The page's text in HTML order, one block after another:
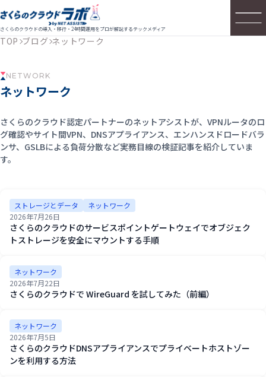
さくらのクラウドの導入・移行・24時間運用をプロが解説するテックメディア
TOP ブログ ネットワーク
NETWORK
ネットワーク
さくらのクラウド認定パートナーのネットアシストが、VPNルータのロ
グ確認やサイト間VPN、DNSアプライアンス、エンハンスドロードバラ
ンサ、GSLBによる負荷分散など実務目線の検証記事を紹介していま
す。
ストレージとデータ
ネットワーク
2026年7月26日
さくらのクラウドのサービスポイントゲートウェイでオブジェク
トストレージを安全にマウントする手順
ネットワーク
2026年7月22日
さくらのクラウドで WireGuard を試してみた（前編）
ネットワーク
2026年7月5日
さくらのクラウドDNSアプライアンスでプライベートホストゾー
ンを利用する方法